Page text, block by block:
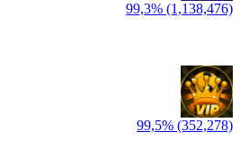
99,3% (1,138,476)
99,5% (352,278)